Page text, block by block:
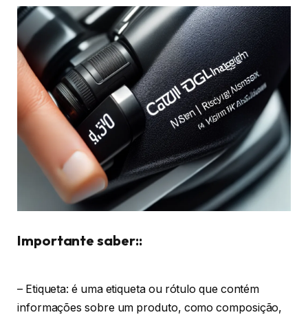
Importante saber::
– Etiqueta: é uma etiqueta ou rótulo que contém
informações sobre um produto, como composição,